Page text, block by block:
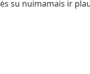
su nuimamais ir